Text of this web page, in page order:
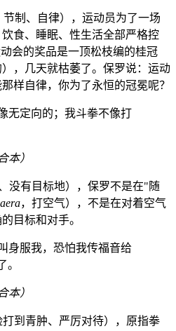
节制、自律），运动员为了一场
食、睡眠、性生活全部严格控
会的奖品是一顶松枝编的桂冠
），几天就枯萎了。保罗说：运动
样自律，你为了永恒的冠冕呢？
无定向的；我斗拳不像打
本）
没有目标地），保罗不是在"随
，打空气），不是在对着空气
目标和对手。
身服我，恐怕我传福音给
。
本）
打到青肿、严厉对待），原指拳